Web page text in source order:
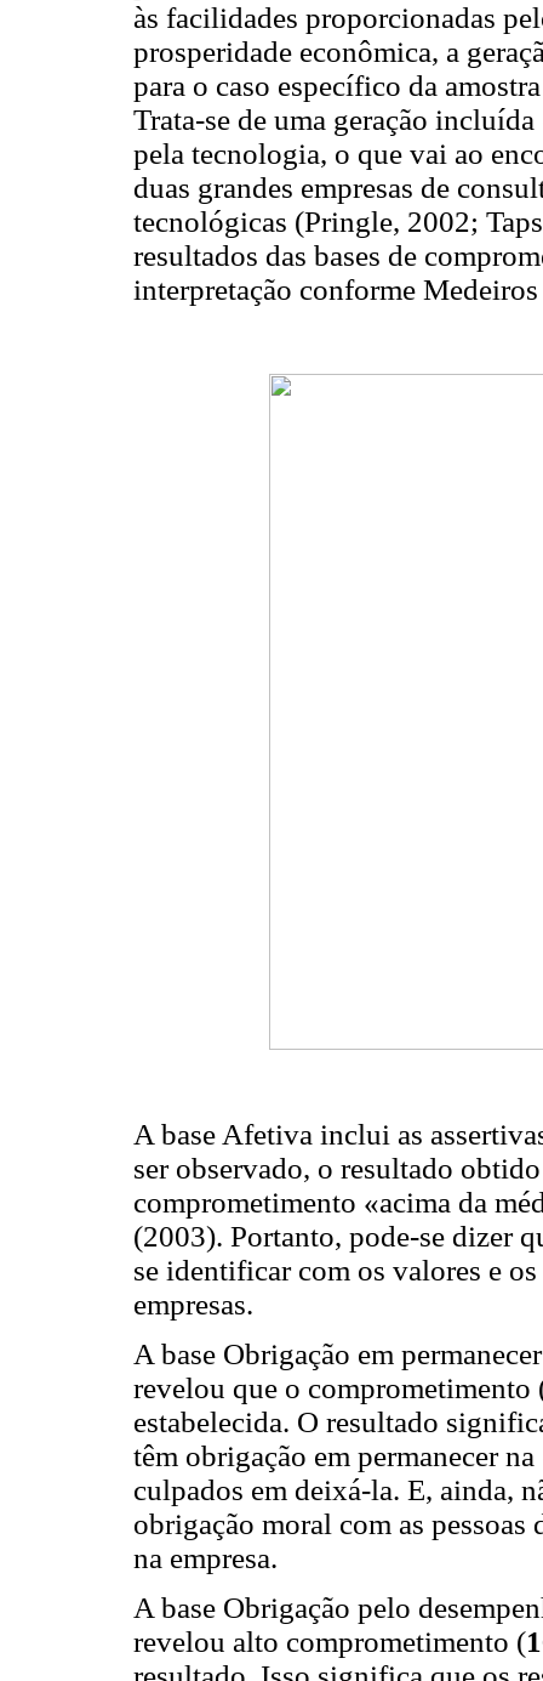
às facilidades proporcionadas
prosperidade econômica, a
para o caso específico da
Trata-se de uma geração
pela tecnologia, o que vai ao
duas grandes empresas de
tecnológicas (Pringle, 2002;
resultados das bases de
interpretação conforme
A base Afetiva inclui as
ser observado, o resultado
comprometimento «acima da
(2003). Portanto, pode-se dizer
se identificar com os valores e
empresas.
A base Obrigação em
revelou que o comprometimento
estabelecida. O resultado
têm obrigação em permanecer
culpados em deixá-la. E, ainda,
obrigação moral com as pessoas
na empresa.
A base Obrigação pelo
revelou alto comprometimento (